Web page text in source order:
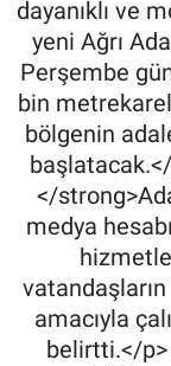
dayanıklı ve
yeni Ağrı
Perşembe
bin
bölgenin
</
medya
amacıyla
belirtti.</p>
SAĞLIK
BLOG
Son
Haber